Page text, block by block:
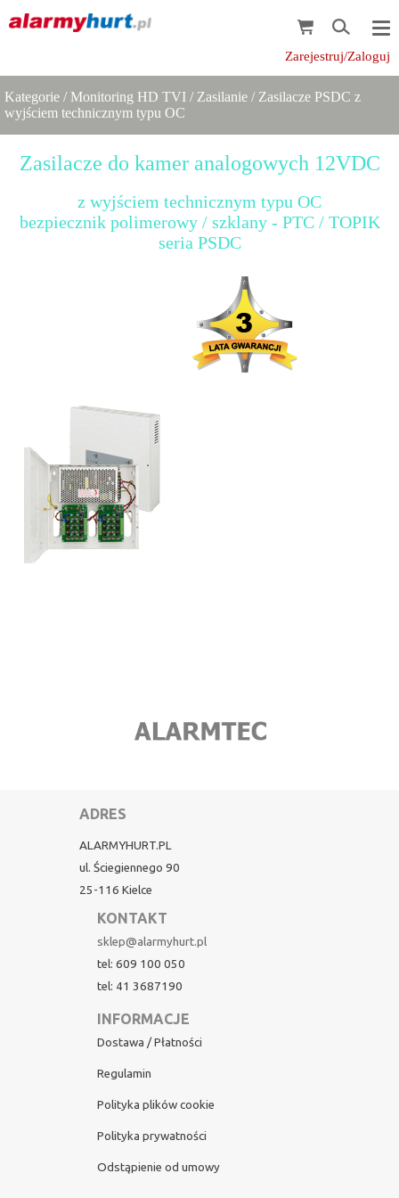
Zarejestruj/Zaloguj
Kategorie / Monitoring HD TVI / Zasilanie / Zasilacze PSDC z
wyjściem technicznym typu OC
Zasilacze do kamer analogowych 12VDC
z wyjściem technicznym typu OC
bezpiecznik polimerowy / szklany - PTC / TOPIK
seria PSDC
ADRES
ALARMYHURT.PL
ul. Ściegiennego 90
25-116 Kielce
KONTAKT
sklep@alarmyhurt.pl
tel: 609 100 050
tel: 41 3687190
INFORMACJE
Dostawa / Płatności
Regulamin
Polityka plików cookie
Polityka prywatności
Odstąpienie od umowy